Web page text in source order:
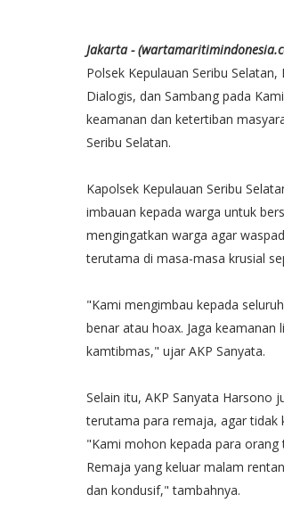
Jakarta -
Polsek Kepulauan Seribu
Dialogis, dan Sambang pada
keamanan dan ketertiban
Seribu Selatan.
Kapolsek Kepulauan Seribu
imbauan kepada warga untuk
mengingatkan warga agar
terutama di masa-masa krusial
"Kami mengimbau kepada
benar atau hoax. Jaga
kamtibmas," ujar AKP Sanyata.
Selain itu, AKP Sanyata Harsono
terutama para remaja, agar tidak
"Kami mohon kepada para
Remaja yang keluar malam
dan kondusif," tambahnya.